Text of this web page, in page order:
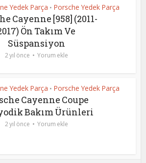
Yedek Parça • Porsche Yedek Parça
Cayenne [958] (2011-
Ön Takım Ve
Süspansiyon
2 yıl önce Yorum ekle
Yedek Parça • Porsche Yedek Parça
Cayenne Coupe
Bakım Ürünleri
2 yıl önce Yorum ekle